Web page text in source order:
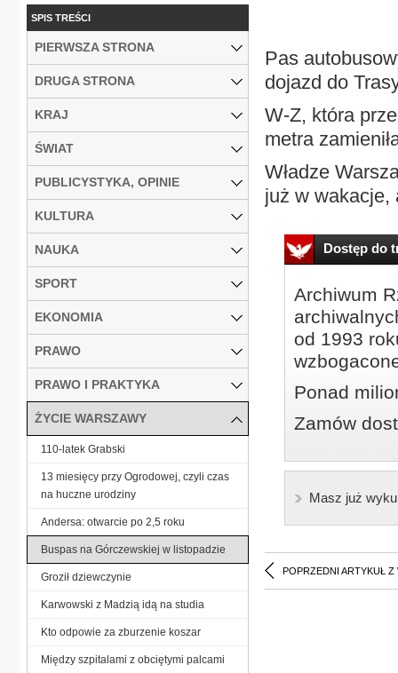
Pas
dojazd do
W-Z, która
metra
Władze
już w wakacje,
Dostęp do
Archiwum
od 1993
Ponad
Zamów
Masz już
POPRZEDNI ARTYKUŁ Z
SPIS TREŚCI
PIERWSZA STRONA
DRUGA STRONA
KRAJ
ŚWIAT
PUBLICYSTYKA, OPINIE
KULTURA
NAUKA
SPORT
EKONOMIA
PRAWO
PRAWO I PRAKTYKA
ŻYCIE WARSZAWY
110-latek Grabski
13 miesięcy przy Ogrodowej, czyli czas
na huczne urodziny
Andersa: otwarcie po 2,5 roku
Buspas na Górczewskiej w listopadzie
Groził dziewczynie
Karwowski z Madzią idą na studia
Kto odpowie za zburzenie koszar
Między szpitalami z obciętymi palcami